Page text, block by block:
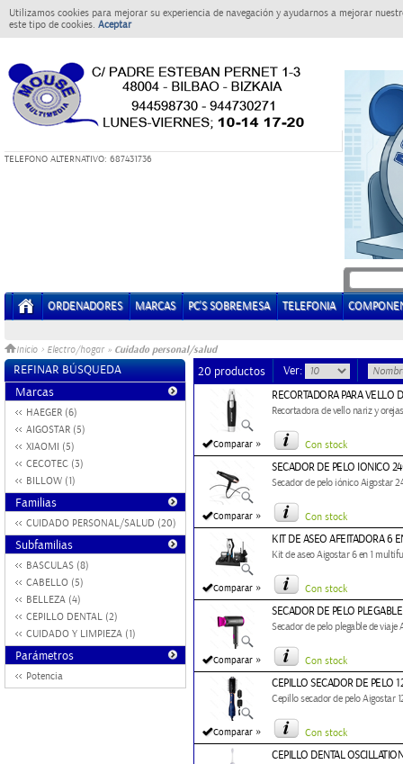
Utilizamos cookies para mejorar su experiencia de navegación y ayudarnos a mejorar
este tipo de cookies. Aceptar
TELEFONO ALTERNATIVO: 687431736
ORDENADORES MARCAS PC'S SOBREMESA TELEFONIA
Inicio > Electro/hogar » Cuidado personal/salud
REFINAR BÚSQUEDA
Marcas
HAEGER (6)
AIGOSTAR (5)
XIAOMI (5)
CECOTEC (3)
BILLOW (1)
Familias
CUIDADO PERSONAL/SALUD (20)
Subfamilias
BASCULAS (8)
CABELLO (5)
BELLEZA (4)
CEPILLO DENTAL (2)
CUIDADO Y LIMPIEZA (1)
Parámetros
Potencia
20 productos Ver:
Comparar »
RECORTADORA PARA VELLO
Recortadora de vello nariz y
Con stock
Comparar »
SECADOR DE PELO IONICO
Secador de pelo iónico Aigostar
Con stock
Comparar »
KIT DE ASEO AFEITADORA 6
Kit de aseo Aigostar 6 en 1
Con stock
Comparar »
SECADOR DE PELO
Secador de pelo plegable de
Con stock
Comparar »
CEPILLO SECADOR DE PELO
Cepillo secador de pelo Aigostar
Con stock
CEPILLO DENTAL